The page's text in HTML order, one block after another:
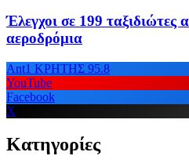
Έλεγχοι σε 199 ταξιδιώτες
αεροδρόμια
Ant1 ΚΡΗΤΗΣ 95.8
YouTube
Facebook
X
Κατηγορίες